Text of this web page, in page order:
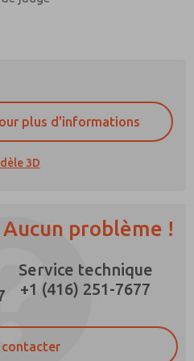
plus d'informations
3D
problème !
Service technique
+1 (416) 251-7677
contacter
les
que je fournis
pour le traitement et
En soumettant le
j'accepte le traitement.